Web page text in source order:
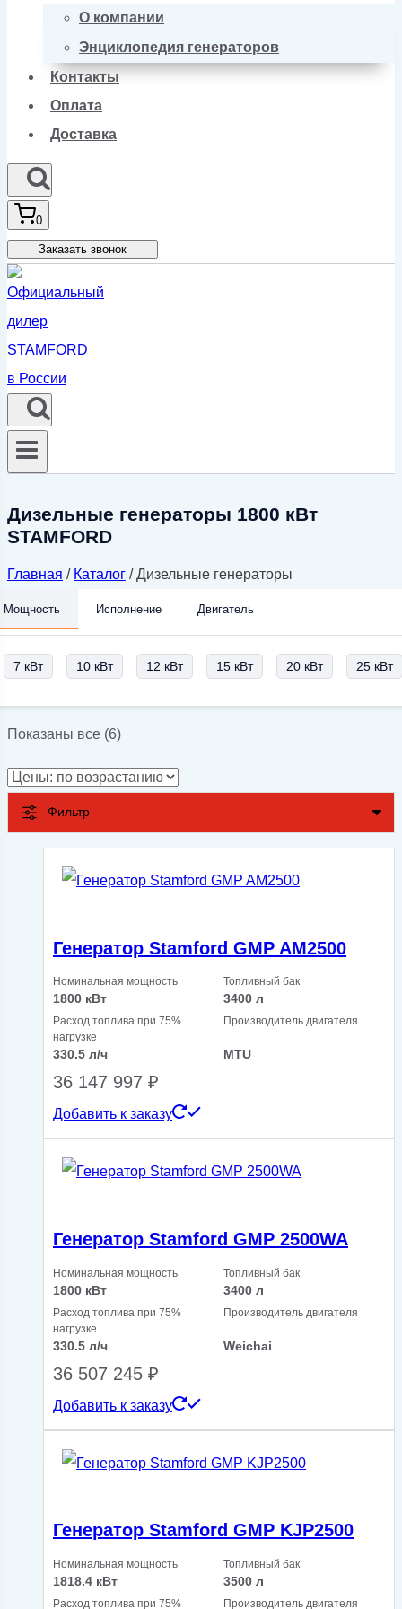
О компании
Энциклопедия генераторов
Контакты
Оплата
Доставка
0
Заказать звонок
Дизельные генераторы 1800 кВт
STAMFORD
Главная / Каталог / Дизельные генераторы
Мощность Исполнение Двигатель
7 кВт 10 кВт 12 кВт 15 кВт 20 кВт 25 кВт
Показаны все (6)Цены:
возрастанию
Фильтр
Генератор Stamford GMP AM2500
Номинальная мощность
1800 кВт
Топливный бак
3400 л
Расход топлива при 75%
нагрузке
330.5 л/ч
Производитель двигателя
MTU
36 147 997 ₽
Добавить к заказу
Генератор Stamford GMP 2500WA
Номинальная мощность
1800 кВт
Топливный бак
3400 л
Расход топлива при 75%
нагрузке
330.5 л/ч
Производитель двигателя
Weichai
36 507 245 ₽
Добавить к заказу
Генератор Stamford GMP KJP2500
Номинальная мощность
1818.4 кВт
Топливный бак
3500 л
Расход топлива при 75% Производитель двигателя